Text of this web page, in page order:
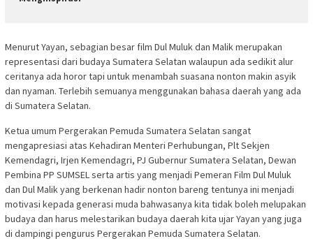
Menurut Yayan, sebagian besar film Dul Muluk dan Malik merupakan
representasi dari budaya Sumatera Selatan walaupun ada sedikit alur
ceritanya ada horor tapi untuk menambah suasana nonton makin asyik
dan nyaman. Terlebih semuanya menggunakan bahasa daerah yang ada
di Sumatera Selatan.
Ketua umum Pergerakan Pemuda Sumatera Selatan sangat
mengapresiasi atas Kehadiran Menteri Perhubungan, Plt Sekjen
Kemendagri, Irjen Kemendagri, PJ Gubernur Sumatera Selatan, Dewan
Pembina PP SUMSEL serta artis yang menjadi Pemeran Film Dul Muluk
dan Dul Malik yang berkenan hadir nonton bareng tentunya ini menjadi
motivasi kepada generasi muda bahwasanya kita tidak boleh melupakan
budaya dan harus melestarikan budaya daerah kita ujar Yayan yang juga
di dampingi pengurus Pergerakan Pemuda Sumatera Selatan.